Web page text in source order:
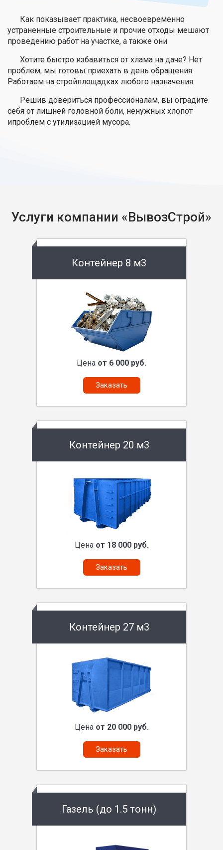
Как показывает практика, несвоевременно
устраненные строительные и прочие отходы мешают
проведению работ на участке, а также они
Хотите быстро избавиться от хлама на даче? Нет
проблем, мы готовы приехать в день обращения.
Работаем на стройплощадках любого назначения.
Решив довериться профессионалам, вы оградите
себя от лишней головной боли, ненужных хлопот
ипроблем с утилизацией мусора.
Услуги компании «ВывозСтрой»
Контейнер 8 м3
Цена от 6 000 руб.
Заказать
Контейнер 20 м3
Цена от 18 000 руб.
Заказать
Контейнер 27 м3
Цена от 20 000 руб.
Заказать
Газель (до 1.5 тонн)